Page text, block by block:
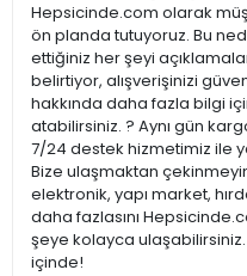
Hepsicinde.com olarak
ön planda tutuyoruz. Bu
ettiğiniz her şeyi
belirtiyor, alışverişinizi
hakkında daha fazla bilgi
atabilirsiniz. ? Aynı gün
7/24 destek hizmetimiz ile
Bize ulaşmaktan
elektronik, yapı market,
daha fazlasını
şeye kolayca
içinde!